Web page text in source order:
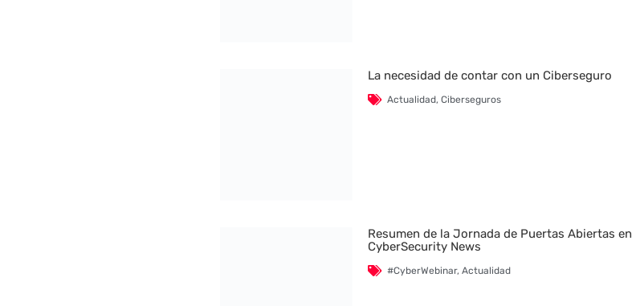
La necesidad de contar con un Ciberseguro
Actualidad, Ciberseguros
Resumen de la Jornada de Puertas Abiertas en
CyberSecurity News
#CyberWebinar, Actualidad